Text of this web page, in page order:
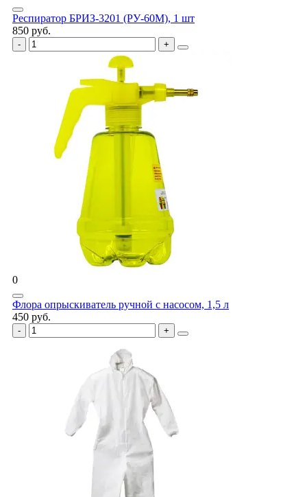
Респиратор БРИЗ-3201 (РУ-60М), 1 шт
850 руб.
0
Флора опрыскиватель ручной с насосом, 1,5 л
450 руб.